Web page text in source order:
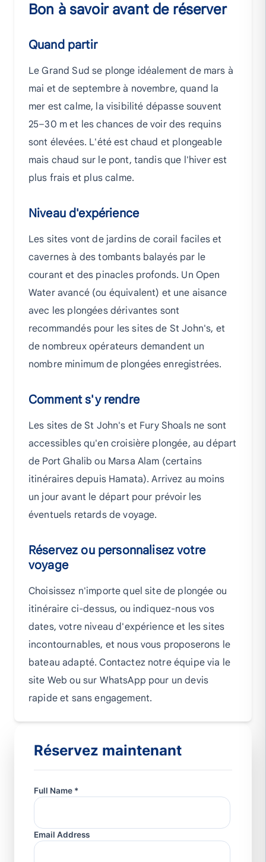
Bon à savoir avant de réserver
Quand partir
Le Grand Sud se plonge idéalement de mars à
mai et de septembre à novembre, quand la
mer est calme, la visibilité dépasse souvent
25–30 m et les chances de voir des requins
sont élevées. L'été est chaud et plongeable
mais chaud sur le pont, tandis que l'hiver est
plus frais et plus calme.
Niveau d'expérience
Les sites vont de jardins de corail faciles et
cavernes à des tombants balayés par le
courant et des pinacles profonds. Un Open
Water avancé (ou équivalent) et une aisance
avec les plongées dérivantes sont
recommandés pour les sites de St John's, et
de nombreux opérateurs demandent un
nombre minimum de plongées enregistrées.
Comment s'y rendre
Les sites de St John's et Fury Shoals ne sont
accessibles qu'en croisière plongée, au départ
de Port Ghalib ou Marsa Alam (certains
itinéraires depuis Hamata). Arrivez au moins
un jour avant le départ pour prévoir les
éventuels retards de voyage.
Réservez ou personnalisez votre
voyage
Choisissez n'importe quel site de plongée ou
itinéraire ci-dessus, ou indiquez-nous vos
dates, votre niveau d'expérience et les sites
incontournables, et nous vous proposerons le
bateau adapté. Contactez notre équipe via le
site Web ou sur WhatsApp pour un devis
rapide et sans engagement.
Réservez maintenant
Full Name *
Email Address